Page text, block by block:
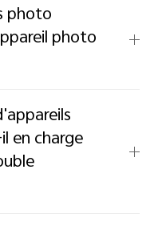
photo
photo
en charge